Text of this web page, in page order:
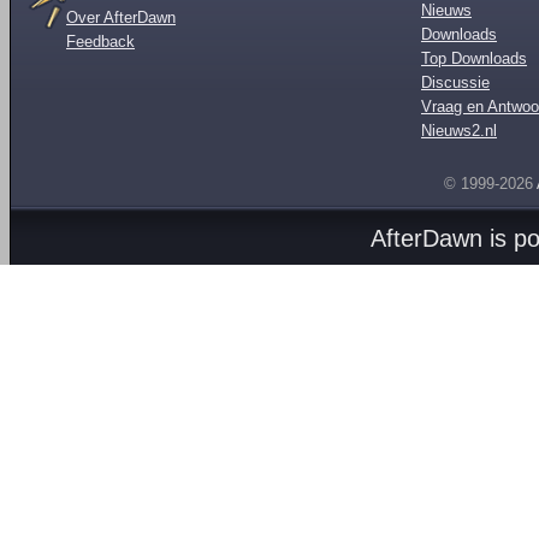
Over AfterDawn
Feedback
Nieuws
Downloads
Top Downloads
Discussie
Vraag en
Nieuws2.nl
© 1999-2026
AfterDawn is